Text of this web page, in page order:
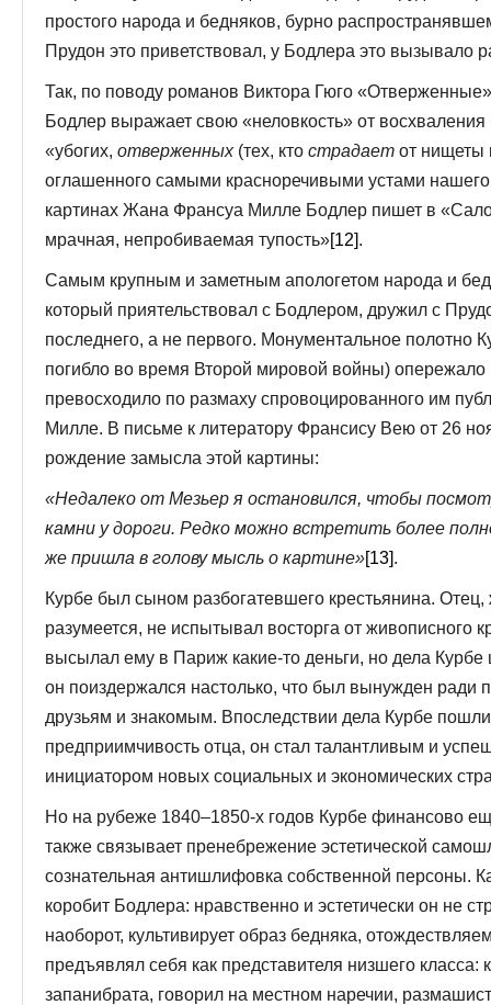
простого народа и бедняков, бурно
Прудон это приветствовал, у Бодлера это вызывало
Так, по поводу романов Виктора Гюго
Бодлер выражает свою «неловкость» от восхваления
«убогих, отверженных(тех, кто страдает от нищеты
оглашенного самыми красноречивыми устами
картинах Жана Франсуа Милле Бодлер пишет в
мрачная, непробиваемая тупость»[12].
Самым крупным и заметным апологетом народа и
который приятельствовал с Бодлером, дружил с
последнего, а не первого. Монументальное полотно
погибло во время Второй мировой войны)
превосходило по размаху спровоцированного им
Милле. В письме к литератору Франсису Вею от 26
рождение замысла этой картины:
«Недалеко от Мезьер я остановился, чтобы
камни у дороги. Редко можно встретить более
же пришла в голову мысль о картине»[13].
Курбе был сыном разбогатевшего крестьянина.
разумеется, не испытывал восторга от живописного
высылал ему в Париж какие-то деньги, но дела
он поиздержался настолько, что был вынужден ради
друзьям и знакомым. Впоследствии дела Курбе
предприимчивость отца, он стал талантливым и
инициатором новых социальных и экономических
Но на рубеже 1840–1850-х годов Курбе финансово
также связывает пренебрежение эстетической
сознательная антишлифовка собственной персоны.
коробит Бодлера: нравственно и эстетически он не
наоборот, культивирует образ бедняка,
предъявлял себя как представителя низшего
запанибрата, говорил на местном наречии,